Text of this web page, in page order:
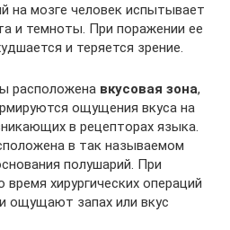
на мозге человек испытывает
и темноты. При поражении ее
и теряется зрение.
расположена вкусовая зона,
ощущения вкуса на
в рецепторах языка.
в так называемом
полушарий. При
хирургических операций
ощущают запах или вкус